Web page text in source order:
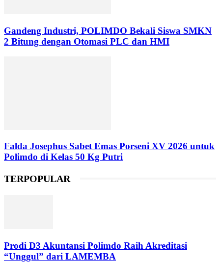
Gandeng Industri, POLIMDO Bekali Siswa SMKN
2 Bitung dengan Otomasi PLC dan HMI
Falda Josephus Sabet Emas Porseni XV 2026 untuk
Polimdo di Kelas 50 Kg Putri
TERPOPULAR
Prodi D3 Akuntansi Polimdo Raih Akreditasi
“Unggul” dari LAMEMBA